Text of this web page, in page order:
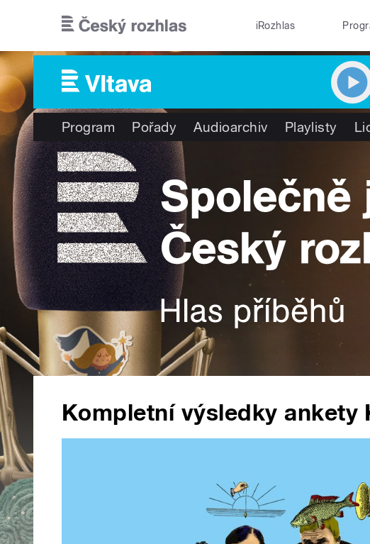
iRozhlas
Program Pořady Audioarchiv Playlisty
Kompletní výsledky ankety